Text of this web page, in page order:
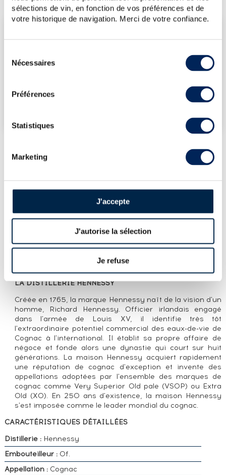
sélections de vin, en fonction de vos préférences et de
votre historique de navigation. Merci de votre confiance.
Nécessaires
Préférences
Statistiques
Marketing
J'accepte
J'autorise la sélection
Je refuse
14/11/2025
83€
LA CUVÉE
Renaud Fillioux de Gironde, qui représente la huitième
génération de Master Blender de la maison Hennessy, et
LA DISTILLERIE HENNESSY
Créée en 1765, la marque Hennessy naît de la vision d'un
homme, Richard Hennessy. Officier irlandais engagé
dans l'armée de Louis XV, il identifie très tôt
l'extraordinaire potentiel commercial des eaux-de-vie de
Cognac à l'international. Il établit sa propre affaire de
négoce et fonde alors une dynastie qui court sur huit
générations. La maison Hennessy acquiert rapidement
une réputation de cognac d'exception et invente des
appellations adoptées par l'ensemble des marques de
cognac comme Very Superior Old pale (VSOP) ou Extra
Old (XO). En 250 ans d'existence, la maison Hennessy
s'est imposée comme le leader mondial du cognac.
CARACTÉRISTIQUES DÉTAILLÉES
Distillerie :Hennessy
Embouteilleur :Of.
Appellation :Cognac